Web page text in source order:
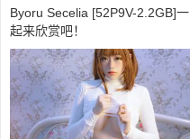
Byoru Secelia [52P9V-2.2GB]一
起来欣赏吧！